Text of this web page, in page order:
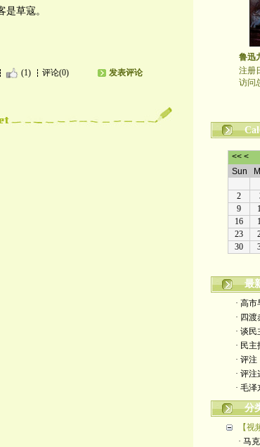
草寇。
(1) 评论(0) 发表评论
鲁迅
注册
访问
最
· 高
· 四
· 谈
· 民
· 评注
· 评
· 毛
分
【视
· 马